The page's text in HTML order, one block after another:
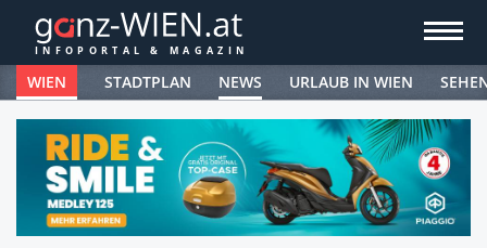
WIEN STADTPLAN NEWS URLAUB IN WIEN